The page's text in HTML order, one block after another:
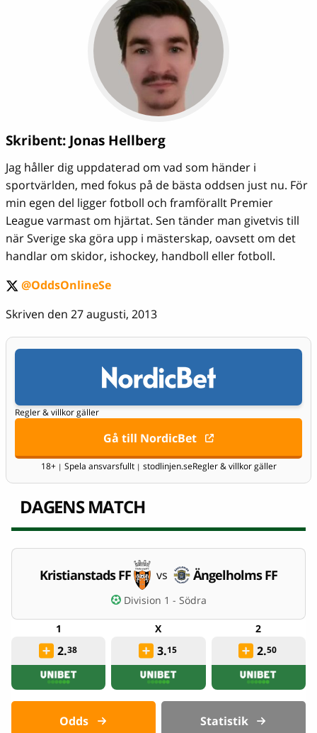
Skribent: Jonas Hellberg
Jag håller dig uppdaterad om vad som händer i
sportvärlden, med fokus på de bästa oddsen just nu. För
min egen del ligger fotboll och framförallt Premier
League varmast om hjärtat. Sen tänder man givetvis till
när Sverige ska göra upp i mästerskap, oavsett om det
handlar om skidor, ishockey, handboll eller fotboll.
twitter
@OddsOnlineSe
Skriven den 27 augusti, 2013
Regler & villkor gäller
Gå till NordicBet
18+ | Spela ansvarsfullt | stodlinjen.seRegler & villkor gäller
DAGENS MATCH
Kristianstads FF vs Ängelholms FF
Division 1 - Södra
2.38 3.15 2.50
Odds Statistik